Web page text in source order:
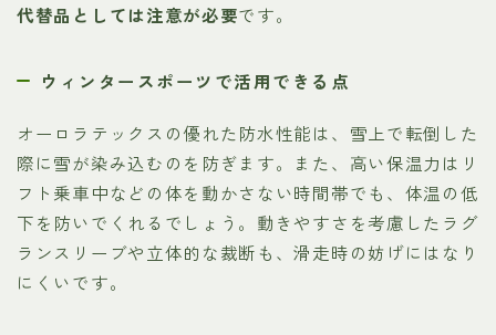
代替品としては注意が必要です。
ウィンタースポーツで活用できる点
オーロラテックスの優れた防水性能は、雪上で転倒した
際に雪が染み込むのを防ぎます。また、高い保温力はリ
フト乗車中などの体を動かさない時間帯でも、体温の低
下を防いでくれるでしょう。動きやすさを考慮したラグ
ランスリーブや立体的な裁断も、滑走時の妨げにはなり
にくいです。